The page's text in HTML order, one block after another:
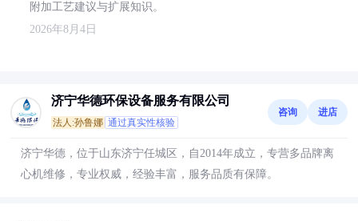
附加工艺建议与扩展知识。
2026年8月4日
济宁华德环保设备服务有限公司
法人:孙鲁娜 通过真实性核验
咨询 进店
济宁华德，位于山东济宁任城区，自2014年成立，专营多品牌离
心机维修，专业权威，经验丰富，服务品质有保障。